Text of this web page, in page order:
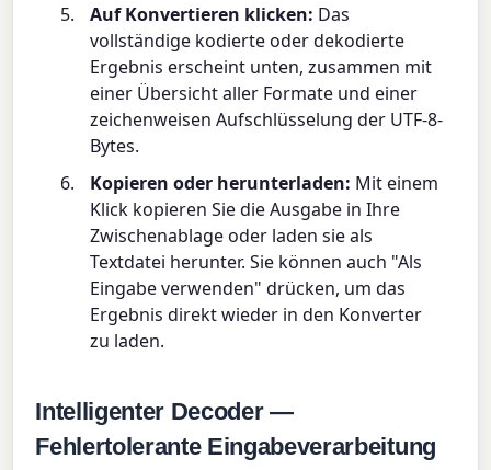
Auf Konvertieren klicken: Das
vollständige kodierte oder dekodierte
Ergebnis erscheint unten, zusammen mit
einer Übersicht aller Formate und einer
zeichenweisen Aufschlüsselung der UTF-8-
Bytes.
Kopieren oder herunterladen: Mit einem
Klick kopieren Sie die Ausgabe in Ihre
Zwischenablage oder laden sie als
Textdatei herunter. Sie können auch "Als
Eingabe verwenden" drücken, um das
Ergebnis direkt wieder in den Konverter
zu laden.
Intelligenter Decoder —
Fehlertolerante Eingabeverarbeitung